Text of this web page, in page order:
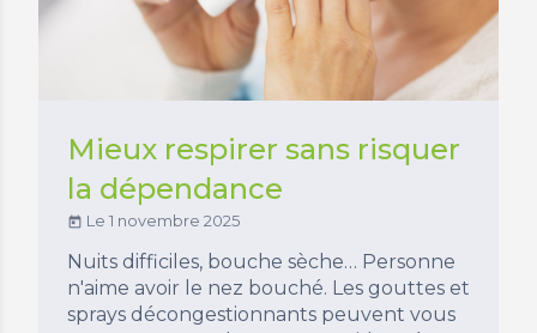
Mieux respirer sans risquer
la dépendance
today Le 1 novembre 2025
Nuits difficiles, bouche sèche… Personne
n'aime avoir le nez bouché. Les gouttes et
sprays décongestionnants peuvent vous